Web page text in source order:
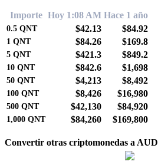
Importe Hoy 1:08 AM Hace 1 año
0.5 QNT $42.13 $84.92
1 QNT $84.26 $169.8
5 QNT $421.3 $849.2
10 QNT $842.6 $1,698
50 QNT $4,213 $8,492
100 QNT $8,426 $16,980
500 QNT $42,130 $84,920
1,000 QNT $84,260 $169,800
Convertir otras criptomonedas a AUD